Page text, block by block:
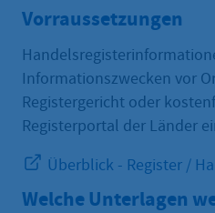
Vorraussetzungen
Informationszwecken vor
Registergericht oder
Registerportal der Länder
Überblick - Register /
Welche Unterlagen